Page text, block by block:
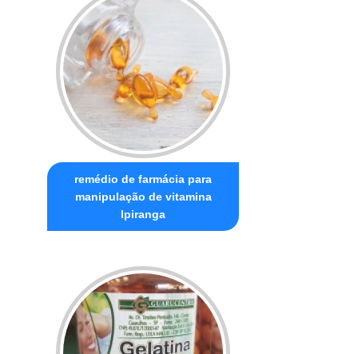
remédio de farmácia para
manipulação de vitamina
Ipiranga